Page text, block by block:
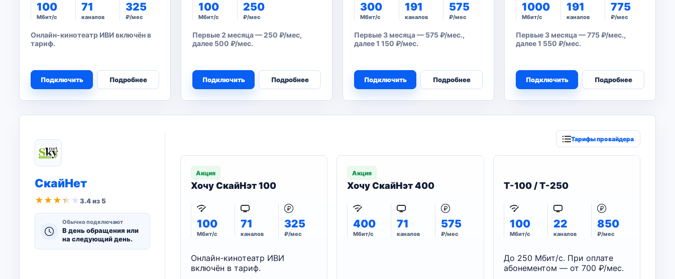
100
Мбит/с
71
каналов
325
₽/мес
Онлайн-кинотеатр ИВИ включён в
тариф.
Подключить Подробнее
100
Мбит/с
250
₽/мес
Первые 2 месяца — 250 ₽/мес,
далее 500 ₽/мес.
Подключить Подробнее
300
Мбит/с
191
каналов
575
₽/мес
Первые 3 месяца — 575 ₽/мес.,
далее 1 150 ₽/мес.
Подключить Подробнее
1000
Мбит/с
191
каналов
775
₽/мес
Первые 3 месяца — 775 ₽/мес.,
далее 1 550 ₽/мес.
Подключить Подробнее
СкайНет
★ ★ ★ ★ ★3.4 из 5
Обычно подключают
В день обращения или
на следующий день.
Тарифы провайдера
Акция
Хочу СкайНэт 100
100
Мбит/с
71
каналов
325
₽/мес
Онлайн-кинотеатр ИВИ
включён в тариф.
Акция
Хочу СкайНэт 400
400
Мбит/с
71
каналов
575
₽/мес
T-100 / T-250
100
Мбит/с
22
каналов
850
₽/мес
До 250 Мбит/с. При оплате
абонементом — от 700 ₽/мес.